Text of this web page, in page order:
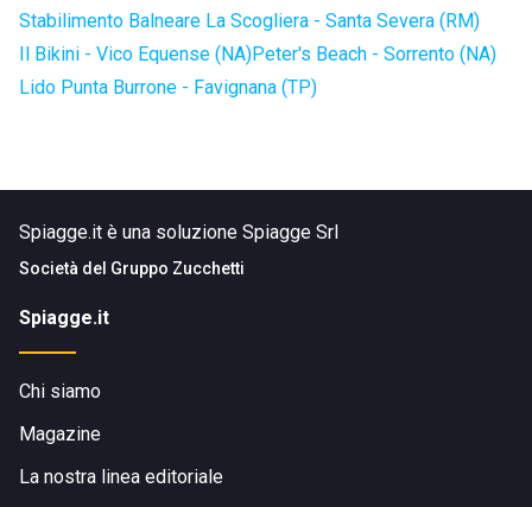
Stabilimento Balneare La Scogliera - Santa Severa (RM)
Il Bikini - Vico Equense (NA)Peter's Beach - Sorrento (NA)
Lido Punta Burrone - Favignana (TP)
Spiagge.it è una soluzione Spiagge Srl
Società del Gruppo Zucchetti
Spiagge.it
Chi siamo
Magazine
La nostra linea editoriale